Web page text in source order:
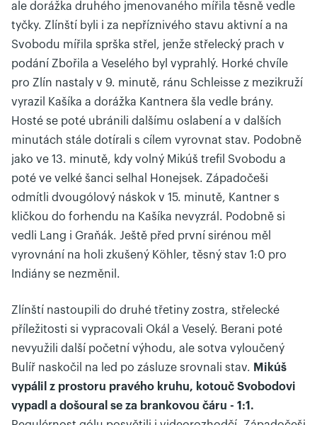
ale dorážka druhého jmenovaného mířila těsně vedle
tyčky. Zlínští byli i za nepříznivého stavu aktivní a na
Svobodu mířila sprška střel, jenže střelecký prach v
podání Zbořila a Veselého byl vyprahlý. Horké chvíle
pro Zlín nastaly v 9. minutě, ránu Schleisse z mezikruží
vyrazil Kašíka a dorážka Kantnera šla vedle brány.
Hosté se poté ubránili dalšímu oslabení a v dalších
minutách stále dotírali s cílem vyrovnat stav. Podobně
jako ve 13. minutě, kdy volný Mikúš trefil Svobodu a
poté ve velké šanci selhal Honejsek. Západočeši
odmítli dvougólový náskok v 15. minutě, Kantner s
kličkou do forhendu na Kašíka nevyzrál. Podobně si
vedli Lang i Graňák. Ještě před první sirénou měl
vyrovnání na holi zkušený Köhler, těsný stav 1:0 pro
Indiány se nezměnil.
Zlínští nastoupili do druhé třetiny zostra, střelecké
příležitosti si vypracovali Okál a Veselý. Berani poté
nevyužili další početní výhodu, ale sotva vyloučený
Bulíř naskočil na led po zásluze srovnali stav. Mikúš
vypálil z prostoru pravého kruhu, kotouč Svobodovi
vypadl a došoural se za brankovou čáru - 1:1.